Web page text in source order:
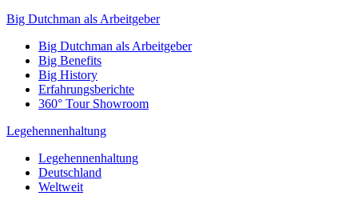
Big Dutchman als Arbeitgeber
Big Dutchman als Arbeitgeber
Big Benefits
Big History
Erfahrungsberichte
360° Tour Showroom
Legehennenhaltung
Legehennenhaltung
Deutschland
Weltweit